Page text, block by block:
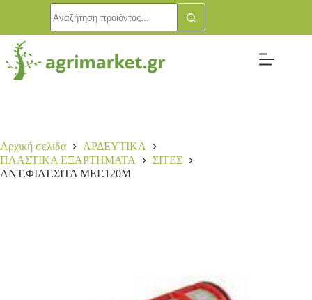
ΑΝΤ.ΦΙΛΤ.ΣΙΤΑ ΜΕΓ.120Μ
€ 15 σε απόθεμα
Αγορά
Αρχική σελίδα
ΑΡΔΕΥΤΙΚΑ
ΠΛΑΣΤΙΚΑ ΕΞΑΡΤΗΜΑΤΑ
ΣΙΤΕΣ
ΑΝΤ.ΦΙΛΤ.ΣΙΤΑ ΜΕΓ.120Μ